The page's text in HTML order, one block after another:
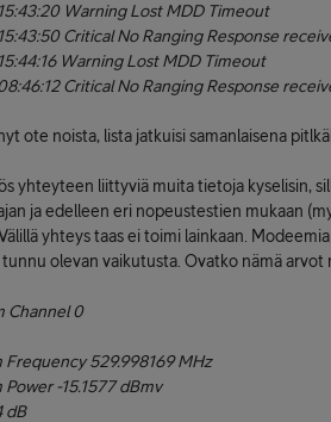
Warning Lost MDD Timeout
Critical No Ranging Response
Warning Lost MDD Timeout
Critical No Ranging Response
ote noista, lista jatkuisi samanlaisena
yhteyteen liittyviä muita tietoja kyselisin,
ja edelleen eri nopeustestien mukaan
yhteys taas ei toimi lainkaan.
olevan vaikutusta. Ovatko nämä arvot
Channel 0
Frequency 529.998169 MHz
-15.1577 dBmv
dB